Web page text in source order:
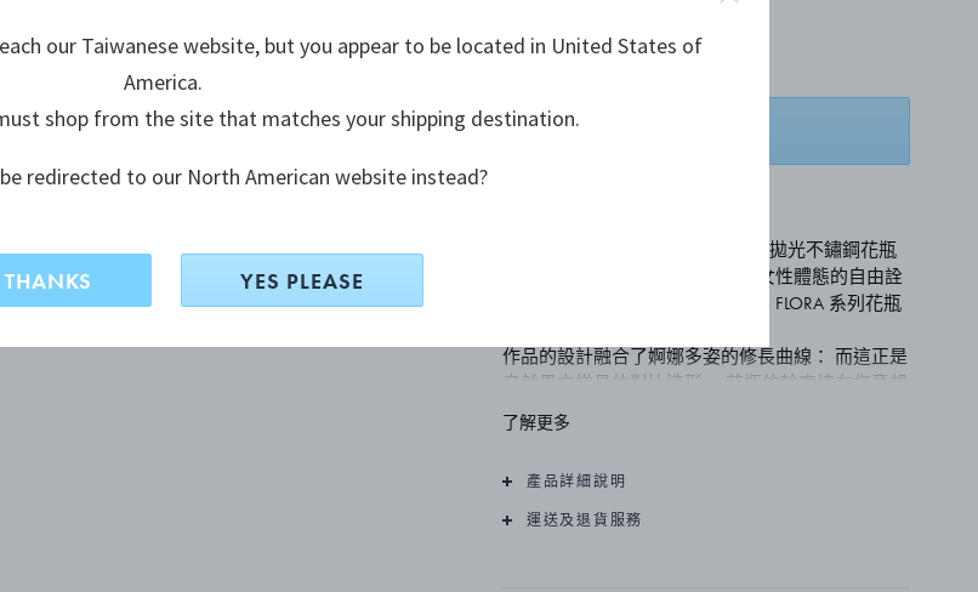
NT$ 6,800
FLORA 花瓶─宛如雕塑藝術的鏡面拋光不鏽鋼花瓶
這款作品的設計靈感，來自於對女性體態的自由詮
釋；當代設計師 Todd Bracher 在其 FLORA 系列花瓶
作品的設計融合了婀娜多姿的修長曲線： 而這正是
自然界中常見的對比造形。 花瓶的輪廓總在您意想
不到之處，勾勒出不對稱的線條，而這樣的特質正
汲取自大自然之中。 渾厚有力的曲線與優雅柔和的
件足以令人讚嘆不已的裝飾品。
鏡面拋光不鏽鋼材質能映照美麗的花朵，創造出絕
了解更多
產品詳細說明
運送及退貨服務
our Taiwanese website, but you appear to be located in United States of
America.
shop from the site that matches your shipping destination.
redirected to our North American website instead?
YES PLEASE